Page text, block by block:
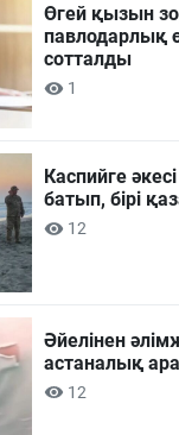
Өгей қызын
павлодарлық
сотталды
1
Каспийге
батып, бірі
12
Әйелінен
астаналық
12